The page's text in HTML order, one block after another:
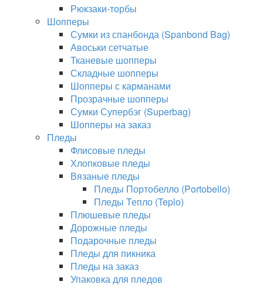
Рюкзаки-торбы
Шопперы
Сумки из спанбонда (Spanbond Bag)
Авоськи сетчатые
Тканевые шопперы
Складные шопперы
Шопперы с карманами
Прозрачные шопперы
Сумки Супербэг (Superbag)
Шопперы на заказ
Пледы
Флисовые пледы
Хлопковые пледы
Вязаные пледы
Пледы Портобелло (Portobello)
Пледы Тепло (Teplo)
Плюшевые пледы
Дорожные пледы
Подарочные пледы
Пледы для пикника
Пледы на заказ
Упаковка для пледов